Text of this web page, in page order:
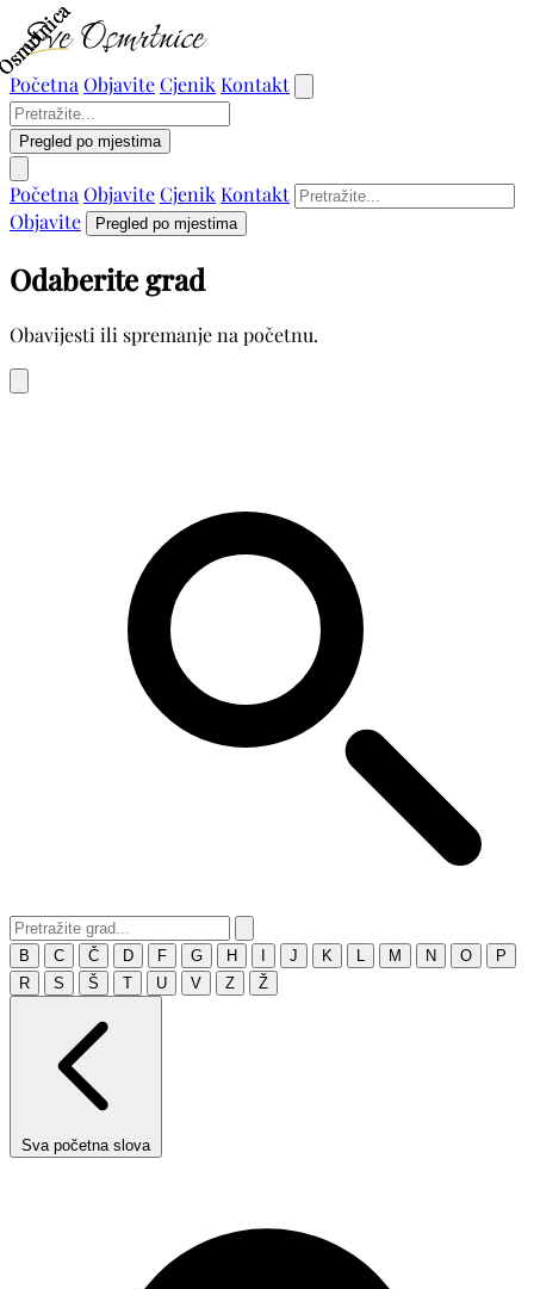
Početna ObjaviteCjenik Kontakt
Pregled po mjestima
Početna ObjaviteCjenik Kontakt
Objavite
Pregled po mjestima
Odaberite grad
Obavijesti ili spremanje na početnu.
B C Č D F G H J K M N O
P
R
S Š T U V Z Ž
Sva početna slova